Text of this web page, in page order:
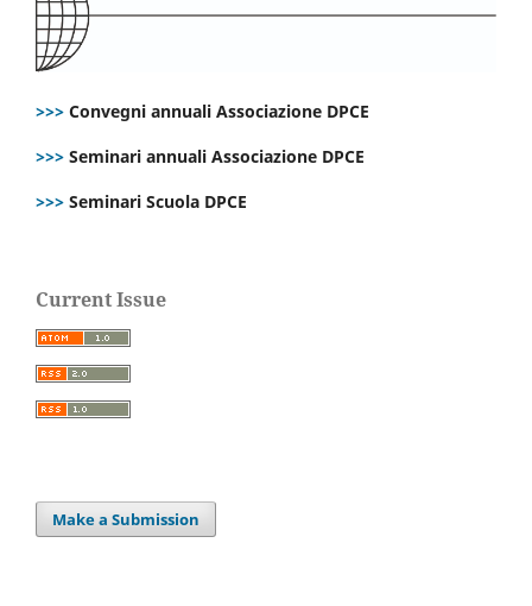
>>> Convegni annuali Associazione DPCE
>>> Seminari annuali Associazione DPCE
>>> Seminari Scuola DPCE
Current Issue
Make a Submission